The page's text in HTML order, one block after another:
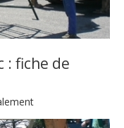
: fiche de